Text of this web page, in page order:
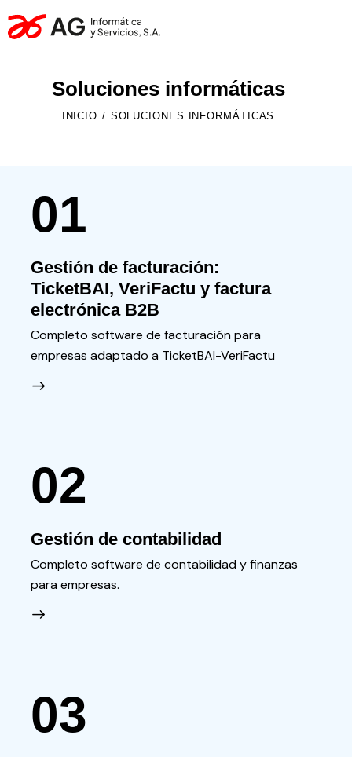
Soluciones informáticas
INICIO SOLUCIONES INFORMÁTICAS
01
Gestión de facturación:
TicketBAI, VeriFactu y factura
electrónica B2B
Completo software de facturación para
empresas adaptado a TicketBAI-VeriFactu
02
Gestión de contabilidad
Completo software de contabilidad y finanzas
para empresas.
03